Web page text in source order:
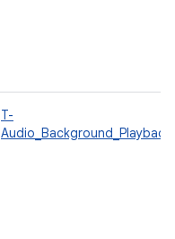
T-
Audio_Background_Playback